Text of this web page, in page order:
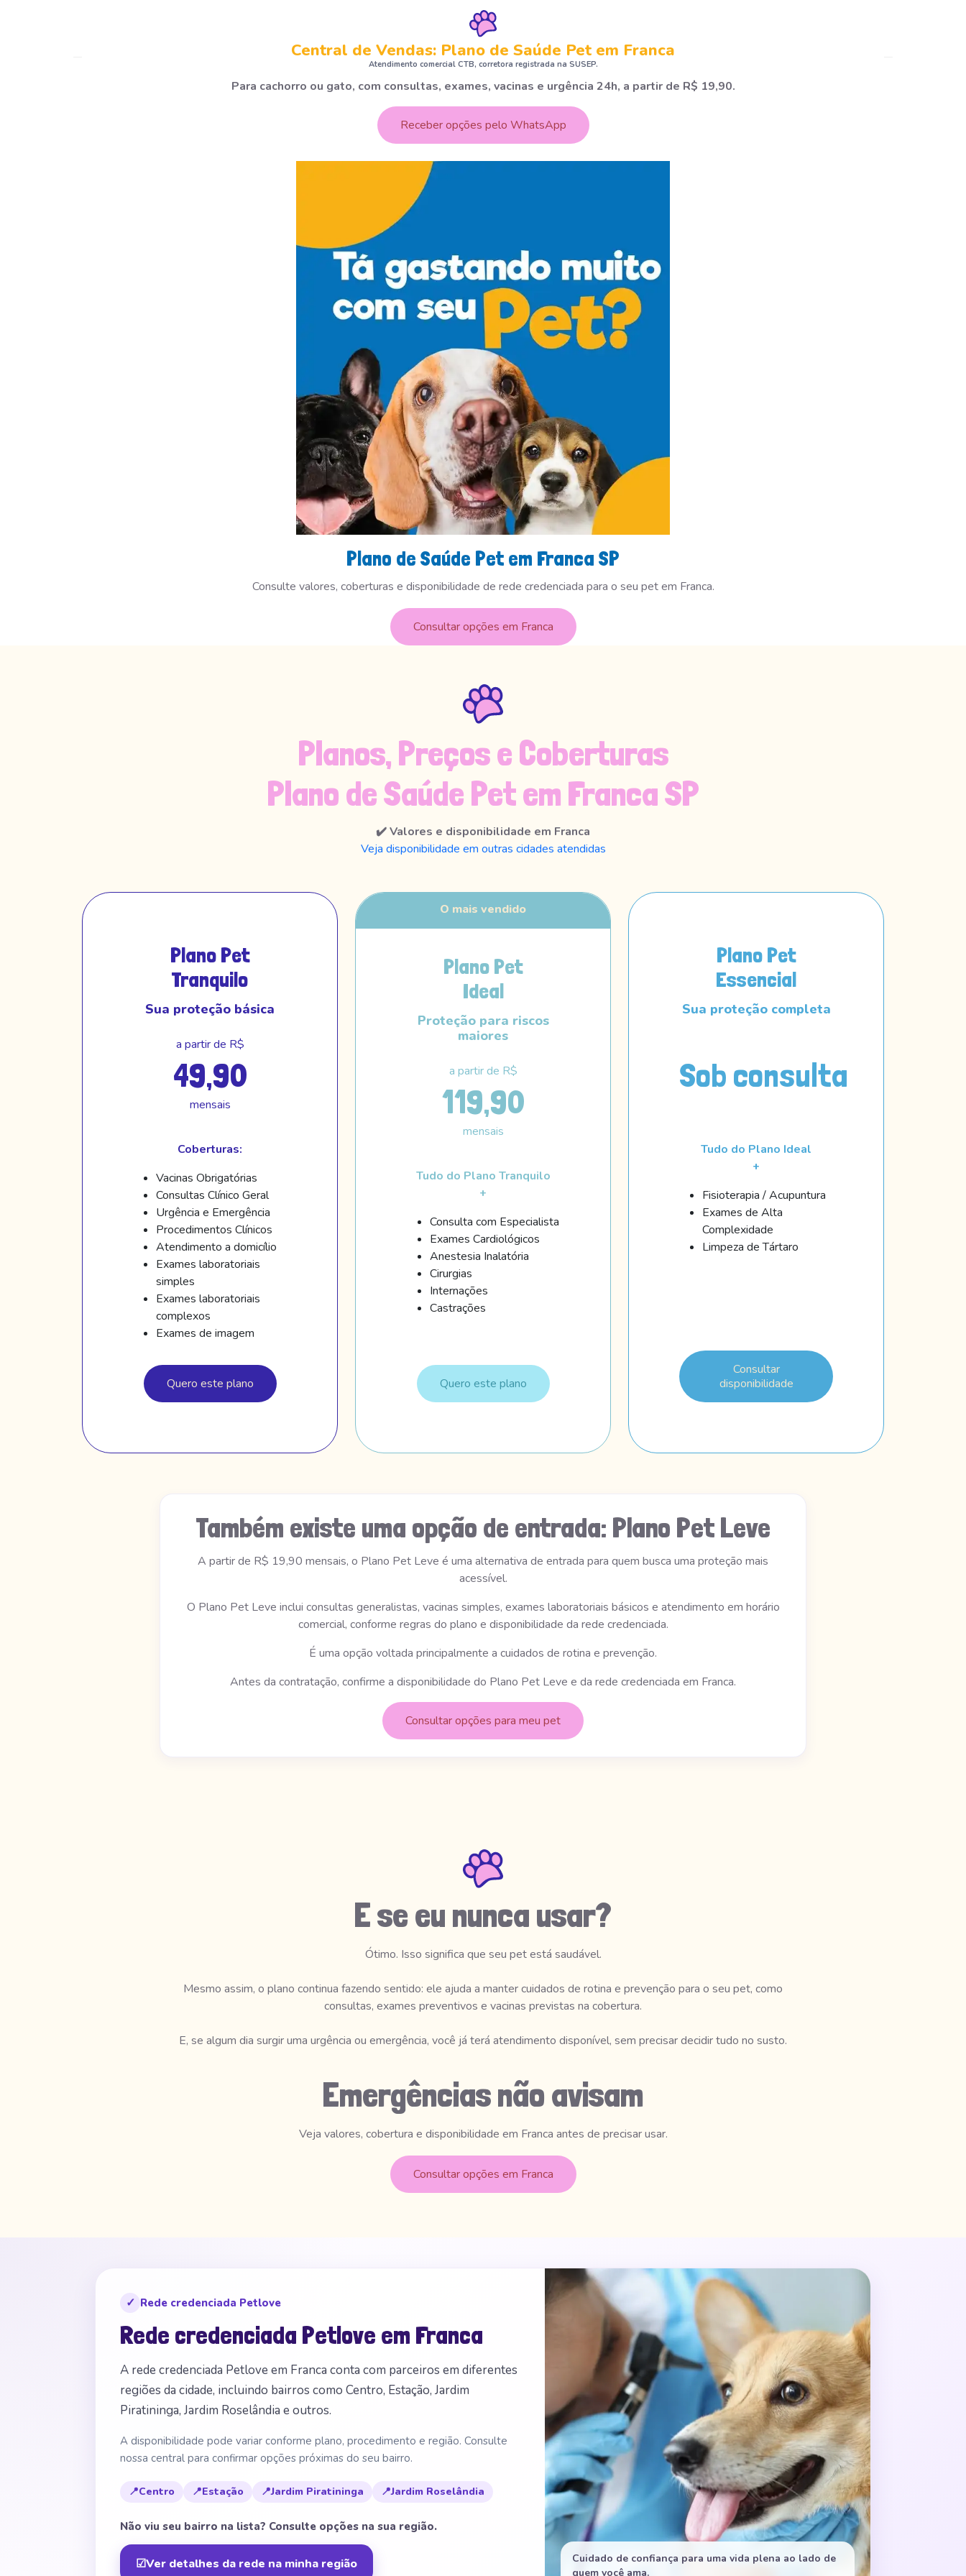
Central de Vendas: Plano de Saúde Pet em Franca
Atendimento comercial CTB, corretora registrada na SUSEP.
Para cachorro ou gato, com consultas, exames, vacinas e urgência 24h, a partir de R$ 19,90.
Receber opções pelo WhatsApp
Plano de Saúde Pet em Franca SP
Consulte valores, coberturas e disponibilidade de rede credenciada para o seu pet em Franca.
Consultar opções em Franca
Planos, Preços e Coberturas
Plano de Saúde Pet em Franca SP
✔️ Valores e disponibilidade em Franca
Veja disponibilidade em outras cidades atendidas
Plano Pet
Tranquilo
Sua proteção básica
a partir de R$
49,90
mensais
Coberturas:
Vacinas Obrigatórias
Consultas Clínico Geral
Urgência e Emergência
Procedimentos Clínicos
Atendimento a domicílio
Exames laboratoriais
simples
Exames laboratoriais
complexos
Exames de imagem
Quero este plano
Plano Pet
Ideal
Proteção para riscos
maiores
a partir de R$
119,90
mensais
Tudo do Plano Tranquilo
+
Consulta com Especialista
Exames Cardiológicos
Anestesia Inalatória
Cirurgias
Internações
Castrações
Quero este plano
Plano Pet
Essencial
Sua proteção completa
Sob consulta
Tudo do Plano Ideal
+
Fisioterapia / Acupuntura
Exames de Alta
Complexidade
Limpeza de Tártaro
Consultar
disponibilidade
Também existe uma opção de entrada: Plano Pet Leve
A partir de R$ 19,90 mensais, o Plano Pet Leve é uma alternativa de entrada para quem busca uma proteção mais
acessível.
O Plano Pet Leve inclui consultas generalistas, vacinas simples, exames laboratoriais básicos e atendimento em horário
comercial, conforme regras do plano e disponibilidade da rede credenciada.
É uma opção voltada principalmente a cuidados de rotina e prevenção.
Antes da contratação, confirme a disponibilidade do Plano Pet Leve e da rede credenciada em Franca.
Consultar opções para meu pet
E se eu nunca usar?
Ótimo. Isso significa que seu pet está saudável.
Mesmo assim, o plano continua fazendo sentido: ele ajuda a manter cuidados de rotina e prevenção para o seu pet, como
consultas, exames preventivos e vacinas previstas na cobertura.
E, se algum dia surgir uma urgência ou emergência, você já terá atendimento disponível, sem precisar decidir tudo no susto.
Emergências não avisam
Veja valores, cobertura e disponibilidade em Franca antes de precisar usar.
Consultar opções em Franca
✓ Rede credenciada Petlove
Rede credenciada Petlove em Franca
A rede credenciada Petlove em Franca conta com parceiros em diferentes
regiões da cidade, incluindo bairros como Centro, Estação, Jardim
Piratininga, Jardim Roselândia e outros.
A disponibilidade pode variar conforme plano, procedimento e região. Consulte
nossa central para confirmar opções próximas do seu bairro.
📍Centro 📍Estação 📍Jardim Piratininga 📍Jardim Roselândia
Não viu seu bairro na lista? Consulte opções na sua região.
☑Ver detalhes da rede na minha região
Cuidado de confiança para uma vida plena ao lado de
quem você ama.